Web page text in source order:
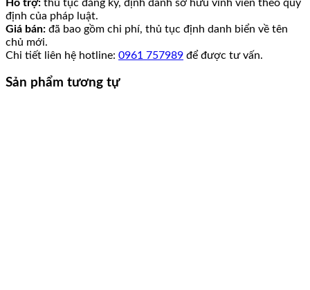
Hỗ trợ: thủ tục đăng ký, định danh sở hữu vĩnh viễn theo quy
định của pháp luật.
Giá bán: đã bao gồm chi phí, thủ tục định danh biển về tên
chủ mới.
Chi tiết liên hệ hotline: 0961 757989 để được tư vấn.
Sản phẩm tương tự